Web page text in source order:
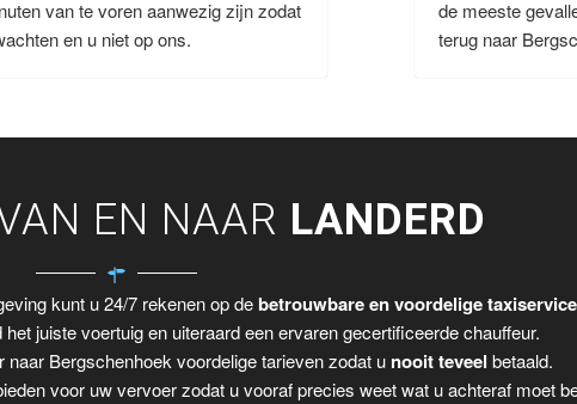
van te voren aanwezig zijn zodat
en u niet op ons.
de meeste
terug naar
EN NAAR LANDERD
kunt u 24/7 rekenen op debetrouwbare en voordelige
juiste voertuig en uiteraard een ervaren gecertificeerde chauffeur.
Bergschenhoek voordelige tarieven zodat u nooit teveel betaald.
voor uw vervoer zodat u vooraf precies weet wat u achteraf moet